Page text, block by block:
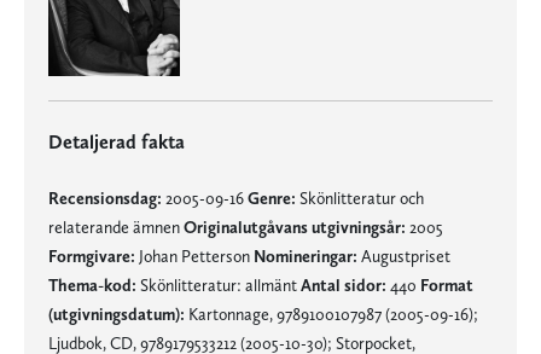
Detaljerad fakta
Recensionsdag: 2005-09-16Genre: Skönlitteratur och
relaterande ämnenOriginalutgåvans utgivningsår: 2005
Formgivare: Johan Petterson Nomineringar: Augustpriset
Thema-kod: Skönlitteratur: allmäntAntal sidor: 440 Format
(utgivningsdatum): Kartonnage, 9789100107987 (2005-09-16);
Ljudbok, CD, 9789179533212 (2005-10-30); Storpocket,